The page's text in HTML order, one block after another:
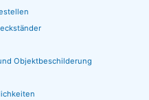
Objektbeschilderung